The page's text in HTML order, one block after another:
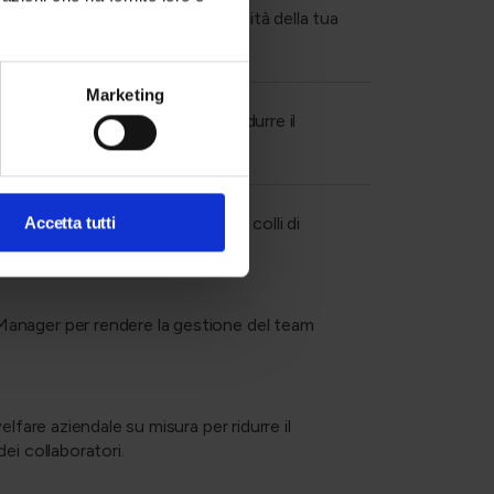
Marketing
Accetta tutti
per governare la marginalità della tua
fiscale e contributiva per ridurre il
per eliminare errori manuali e colli di
per rendere la gestione del team
aziendale su misura per ridurre il
collaboratori.